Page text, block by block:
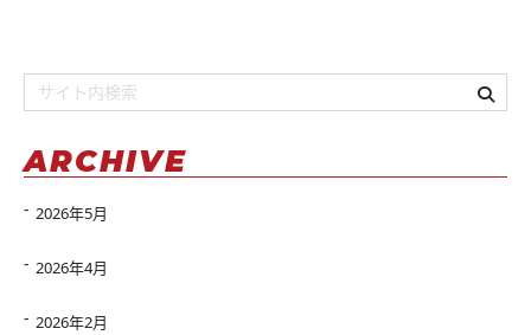
ARCHIVE
2026年5月
2026年4月
2026年2月